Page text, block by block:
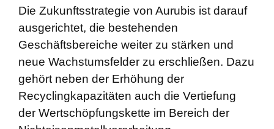
Die Zukunftsstrategie von Aurubis ist darauf
ausgerichtet, die bestehenden
Geschäftsbereiche weiter zu stärken und
neue Wachstumsfelder zu erschließen. Dazu
gehört neben der Erhöhung der
Recyclingkapazitäten auch die Vertiefung
der Wertschöpfungskette im Bereich der